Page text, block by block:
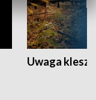
Uwaga